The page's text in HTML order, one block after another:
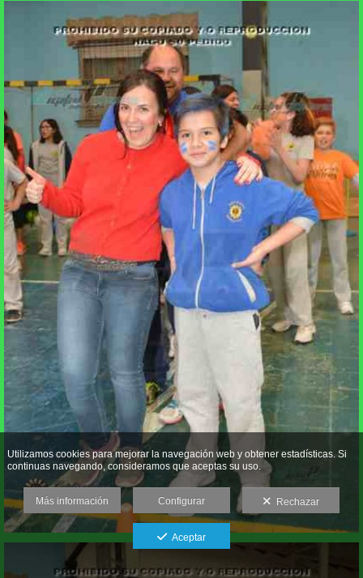
Utilizamos cookies para mejorar la navegación web y obtener estadísticas. Si
continuas navegando, consideramos que aceptas su uso.
Más información Configurar Rechazar
Aceptar